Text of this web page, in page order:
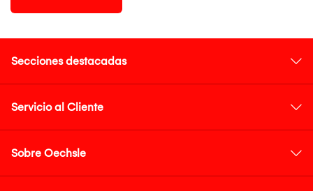
Secciones destacadas
Servicio al Cliente
Sobre Oechsle